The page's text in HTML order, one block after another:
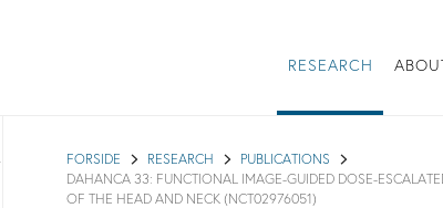
RESEARCH
FORSIDE RESEARCH
PUBLICATIONS
DAHANCA 33: FUNCTIONAL IMAGE-GUIDED DOSE-
OF THE HEAD AND NECK (NCT02976051)